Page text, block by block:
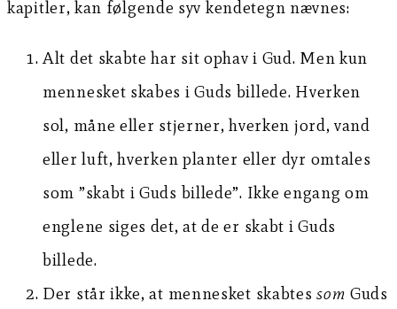
kapitler, kan følgende syv kendetegn nævnes:
Alt det skabte har sit ophav i Gud. Men kun
mennesket skabes i Guds billede. Hverken
sol, måne eller stjerner, hverken jord, vand
eller luft, hverken planter eller dyr omtales
som ”skabt i Guds billede”. Ikke engang om
englene siges det, at de er skabt i Guds
billede.
Der står ikke, at mennesket skabtessom Guds